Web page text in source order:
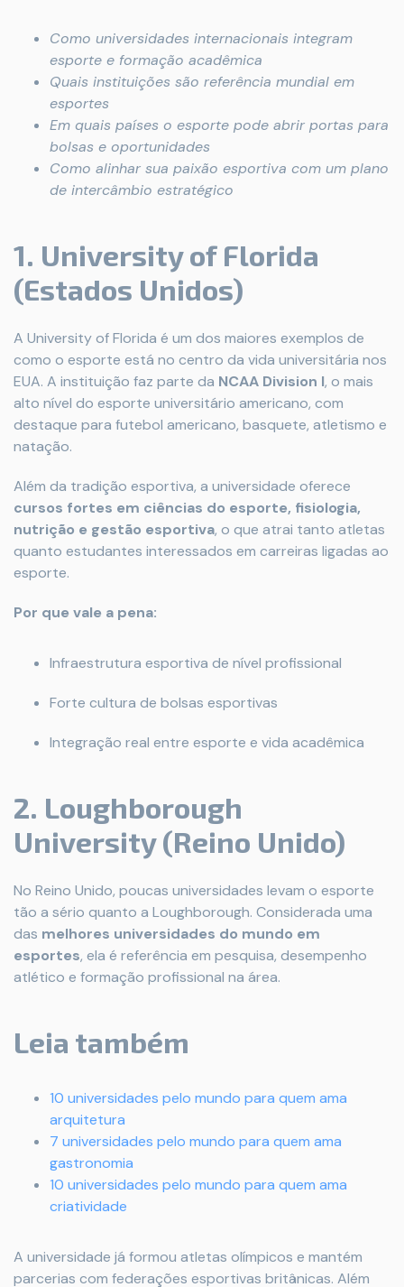
Como universidades internacionais integram
esporte e formação acadêmica
Quais instituições são referência mundial em
esportes
Em quais países o esporte pode abrir portas para
bolsas e oportunidades
Como alinhar sua paixão esportiva com um plano
de intercâmbio estratégico
1. University of Florida
(Estados Unidos)
A University of Florida é um dos maiores exemplos de
como o esporte está no centro da vida universitária nos
EUA. A instituição faz parte da NCAA Division I, o mais
alto nível do esporte universitário americano, com
destaque para futebol americano, basquete, atletismo e
natação.
Além da tradição esportiva, a universidade oferece
cursos fortes em ciências do esporte, fisiologia,
nutrição e gestão esportiva, o que atrai tanto atletas
quanto estudantes interessados em carreiras ligadas ao
esporte.
Por que vale a pena:
Infraestrutura esportiva de nível profissional
Forte cultura de bolsas esportivas
Integração real entre esporte e vida acadêmica
2. Loughborough
University (Reino Unido)
No Reino Unido, poucas universidades levam o esporte
tão a sério quanto a Loughborough. Considerada uma
das melhores universidades do mundo em
esportes, ela é referência em pesquisa, desempenho
atlético e formação profissional na área.
Leia também
10 universidades pelo mundo para quem ama
arquitetura
7 universidades pelo mundo para quem ama
gastronomia
10 universidades pelo mundo para quem ama
criatividade
A universidade já formou atletas olímpicos e mantém
parcerias com federações esportivas britânicas. Além